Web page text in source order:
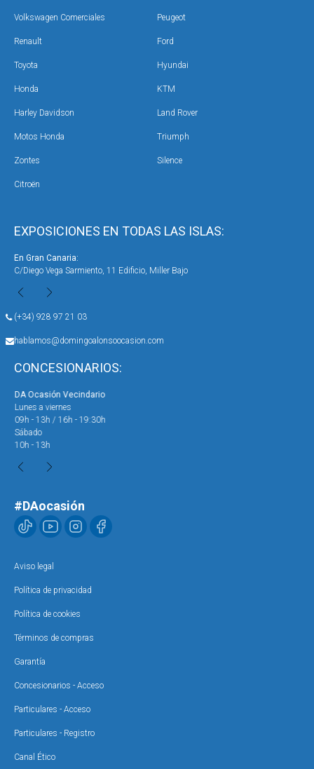
EXPOSICIONES EN TODAS LAS ISLAS:
En Gran Canaria:
C/Diego Vega Sarmiento, 11 Edificio, Miller Bajo
(+34) 928 97 21 03
hablamos@domingoalonsoocasion.com
CONCESIONARIOS:
DA Ocasión Vecindario
Lunes a viernes
09h - 13h / 16h - 19:30h
Sábado
10h - 13h
Volkswagen Comerciales Peugeot
Renault Ford
Toyota Hyundai
Honda KTM
Harley Davidson Land Rover
Motos Honda Triumph
Zontes Silence
Citroën
#DAocasión
Aviso legal
Política de privacidad
Política de cookies
Términos de compras
Garantía
Concesionarios - Acceso
Particulares - Acceso
Particulares - Registro
Canal Ético